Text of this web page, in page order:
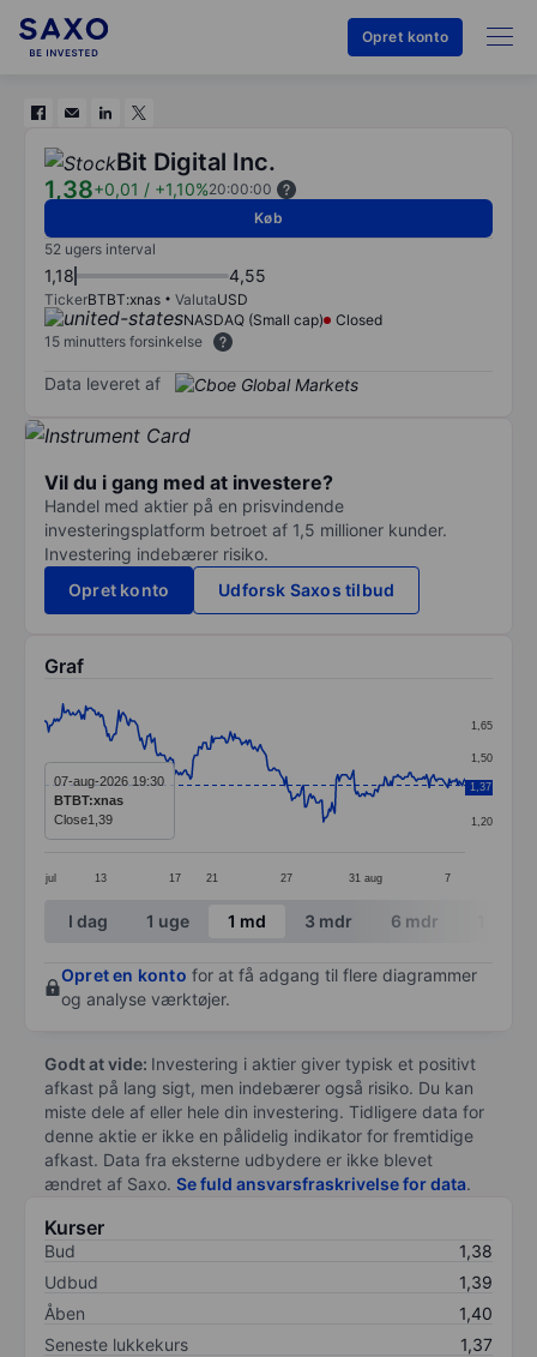
Opret konto
Bit Digital Inc.
1,38+0,01 / +1,10%20:00:00
Køb
52 ugers interval
1,18 4,55
TickerBTBT:xnas ValutaUSD
NASDAQ (Small cap)
Closed
15 minutters forsinkelse
Data leveret af
Vil du i gang med at investere?
Handel med aktier på en prisvindende
investeringsplatform betroet af 1,5 millioner kunder.
Investering indebærer risiko.
Opret konto
Udforsk Saxos tilbud
Graf
Line chart with 295 data points.
The chart has 1 X axis displaying categories.
The chart has 1 Y axis displaying values. Data ranges
jul 13 17 21 27 31 aug 7
1,20
1,35
1,50
1,65
1,37
07-aug-2026 19:30
BTBT:xnas
Close1,39
End of interactive chart.
I dag 1 uge 1 md 3 mdr 6 mdr
Opret en konto for at få adgang til flere diagrammer
og analyse værktøjer.
Godt at vide: Investering i aktier giver typisk et positivt
afkast på lang sigt, men indebærer også risiko. Du kan
miste dele af eller hele din investering. Tidligere data for
denne aktie er ikke en pålidelig indikator for fremtidige
afkast. Data fra eksterne udbydere er ikke blevet
ændret af Saxo. Se fuld ansvarsfraskrivelse for data.
Kurser
Bud
1,38
Udbud
1,39
Åben
1,40
Seneste lukkekurs
1,37